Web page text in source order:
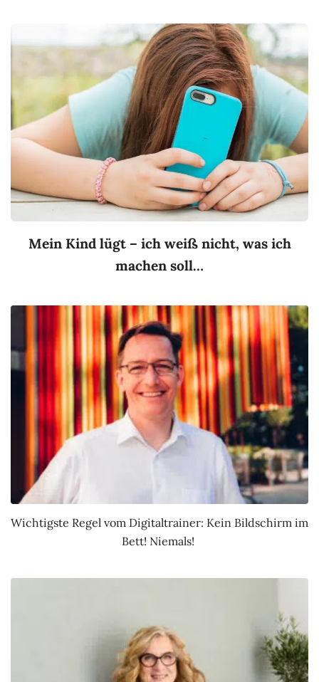
Mein Kind lügt – ich weiß nicht, was ich
machen soll…
Wichtigste Regel vom Digitaltrainer: Kein Bildschirm im
Bett! Niemals!